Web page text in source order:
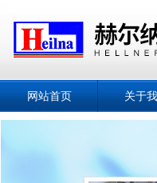
网站首页 关于